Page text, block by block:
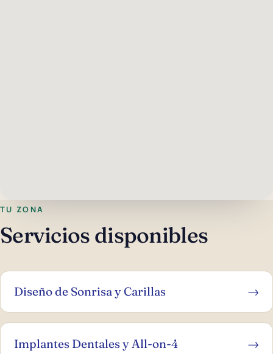
TU ZONA
Servicios disponibles
Diseño de Sonrisa y Carillas →
Implantes Dentales y All-on-4 →